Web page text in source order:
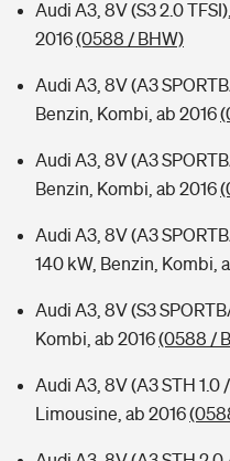
Audi A3, 8V (S3 2.0
2016(0588 / BHW)
Audi A3, 8V (A3
Benzin, Kombi, ab 2016
Audi A3, 8V (A3
Benzin, Kombi, ab 2016
Audi A3, 8V (A3
140 kW, Benzin, Kombi,
Audi A3, 8V (S3
Kombi, ab 2016(0588 /
Audi A3, 8V (A3 STH 1.0
Limousine, ab 2016